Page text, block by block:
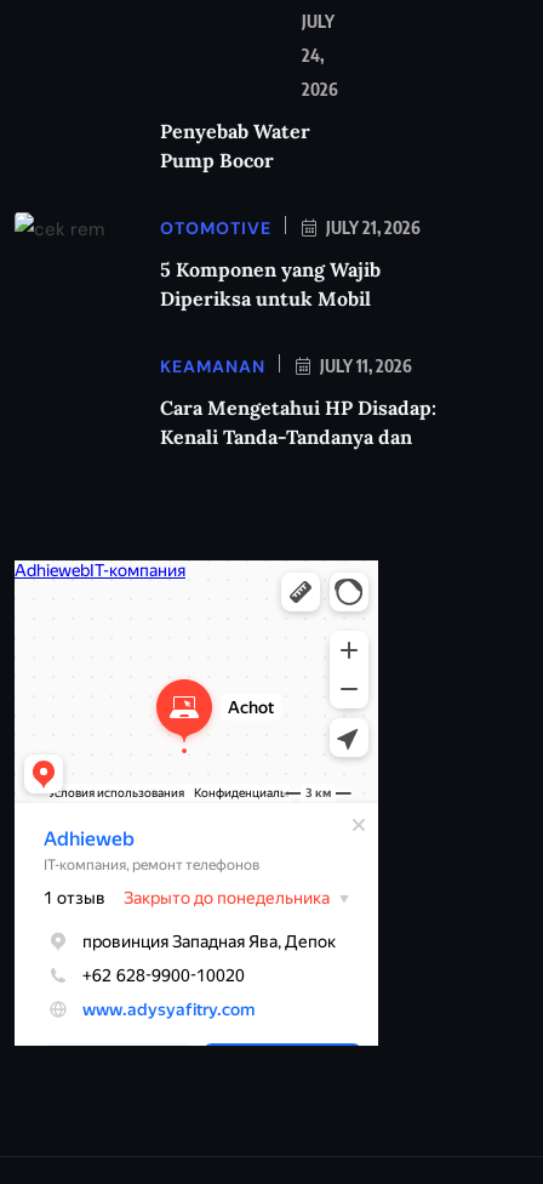
JULY
24,
2026
Penyebab Water
Pump Bocor
OTOMOTIVE JULY 21, 2026
5 Komponen yang Wajib
Diperiksa untuk Mobil
KEAMANAN JULY 11, 2026
Cara Mengetahui HP Disadap:
Kenali Tanda-Tandanya dan